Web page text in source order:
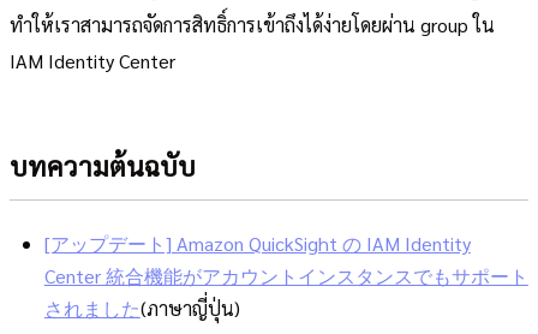
ทำให้เราสามารถจัดการสิทธิ์การเข้าถึงได้ง่ายโดยผ่าน group ใน
IAM Identity Center
บทความต้นฉบับ
[アップデート] Amazon QuickSight の IAM Identity
Center 統合機能がアカウントインスタンスでもサポート
されました(ภาษาญี่ปุ่น)